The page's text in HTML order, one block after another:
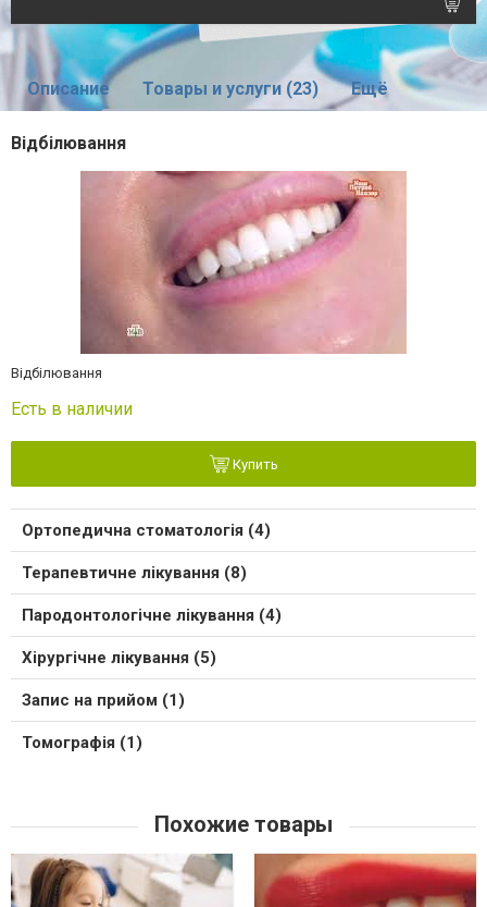
Описание Товары и услуги (23) Ещё
Відбілювання
Відбілювання
Есть в наличии
Купить
Ортопедична стоматологія (4)
Терапевтичне лікування (8)
Пародонтологічне лікування (4)
Хірургічне лікування (5)
Запис на прийом (1)
Томографія (1)
Похожие товары